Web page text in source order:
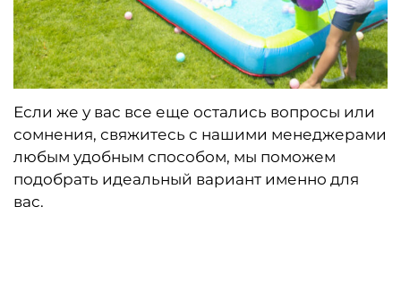
Если же у вас все еще остались вопросы или
сомнения, свяжитесь с нашими менеджерами
любым удобным способом, мы поможем
подобрать идеальный вариант именно для
вас.